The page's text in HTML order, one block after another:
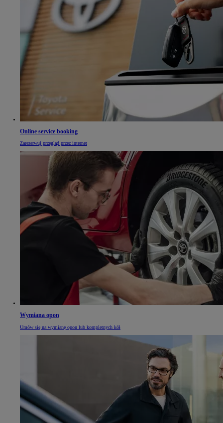
Online service booking
Zarezerwuj przegląd przez internet
Wymiana opon
Umów się na wymianę opon lub kompletnych kół